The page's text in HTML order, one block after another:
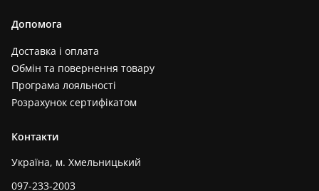
Допомога
Доставка і оплата
Обмін та повернення товару
Програма лояльності
Розрахунок сертифікатом
Контакти
Україна, м. Хмельницький
097-233-2003